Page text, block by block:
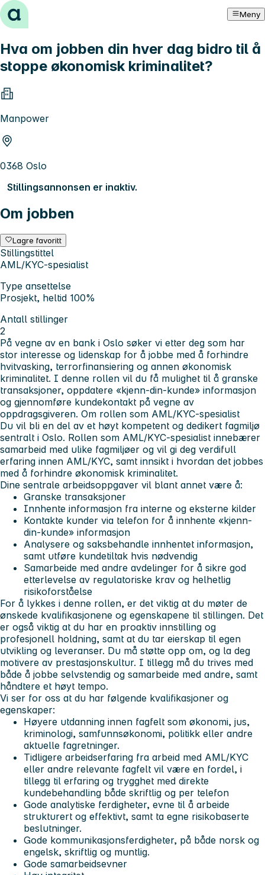
Hopp til innhold Meny
Hva om jobben din hver dag bidro til å
stoppe økonomisk kriminalitet?
Manpower
0368 Oslo
Stillingsannonsen er inaktiv.
Om jobben
Lagre favoritt
Stillingstittel
AML/KYC-spesialist
Type ansettelse
Prosjekt, heltid 100%
Antall stillinger
2
På vegne av en bank i Oslo søker vi etter deg som har
stor interesse og lidenskap for å jobbe med å forhindre
hvitvasking, terrorfinansiering og annen økonomisk
kriminalitet. I denne rollen vil du få mulighet til å granske
transaksjoner, oppdatere «kjenn-din-kunde» informasjon
og gjennomføre kundekontakt på vegne av
oppdragsgiveren. Om rollen som AML/KYC-spesialist
Du vil bli en del av et høyt kompetent og dedikert fagmiljø
sentralt i Oslo. Rollen som AML/KYC-spesialist innebærer
samarbeid med ulike fagmiljøer og vil gi deg verdifull
erfaring innen AML/KYC, samt innsikt i hvordan det jobbes
med å forhindre økonomisk kriminalitet.
Dine sentrale arbeidsoppgaver vil blant annet være å:
Granske transaksjoner
Innhente informasjon fra interne og eksterne kilder
Kontakte kunder via telefon for å innhente «kjenn-
din-kunde» informasjon
Analysere og saksbehandle innhentet informasjon,
samt utføre kundetiltak hvis nødvendig
Samarbeide med andre avdelinger for å sikre god
etterlevelse av regulatoriske krav og helhetlig
risikoforståelse
For å lykkes i denne rollen, er det viktig at du møter de
ønskede kvalifikasjonene og egenskapene til stillingen. Det
er også viktig at du har en proaktiv innstilling og
profesjonell holdning, samt at du tar eierskap til egen
utvikling og leveranser. Du må støtte opp om, og la deg
motivere av prestasjonskultur. I tillegg må du trives med
både å jobbe selvstendig og samarbeide med andre, samt
håndtere et høyt tempo.
Vi ser for oss at du har følgende kvalifikasjoner og
egenskaper:
Høyere utdanning innen fagfelt som økonomi, jus,
kriminologi, samfunnsøkonomi, politikk eller andre
aktuelle fagretninger.
Tidligere arbeidserfaring fra arbeid med AML/KYC
eller andre relevante fagfelt vil være en fordel, i
tillegg til erfaring og trygghet med direkte
kundebehandling både skriftlig og per telefon
Gode analytiske ferdigheter, evne til å arbeide
strukturert og effektivt, samt ta egne risikobaserte
beslutninger.
Gode kommunikasjonsferdigheter, på både norsk og
engelsk, skriftlig og muntlig.
Gode samarbeidsevner